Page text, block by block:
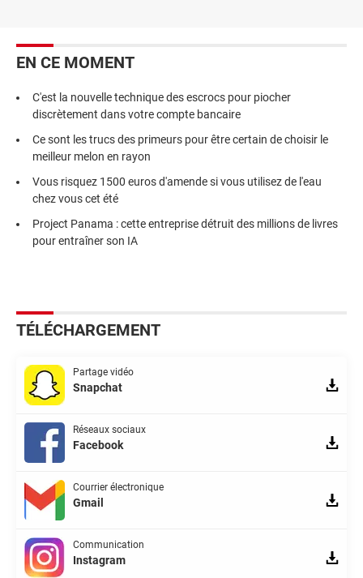
EN CE MOMENT
C'est la nouvelle technique des escrocs pour piocher
discrètement dans votre compte bancaire
Ce sont les trucs des primeurs pour être certain de choisir le
meilleur melon en rayon
Vous risquez 1500 euros d'amende si vous utilisez de l'eau
chez vous cet été
Project Panama : cette entreprise détruit des millions de livres
pour entraîner son IA
TÉLÉCHARGEMENT
Partage vidéo
Snapchat
Réseaux sociaux
Facebook
Courrier électronique
Gmail
Communication
Instagram